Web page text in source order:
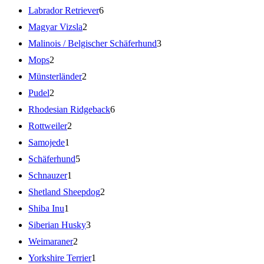
Labrador Retriever6
Magyar Vizsla2
Malinois / Belgischer Schäferhund3
Mops2
Münsterländer2
Pudel2
Rhodesian Ridgeback6
Rottweiler2
Samojede1
Schäferhund5
Schnauzer1
Shetland Sheepdog2
Shiba Inu1
Siberian Husky3
Weimaraner2
Yorkshire Terrier1